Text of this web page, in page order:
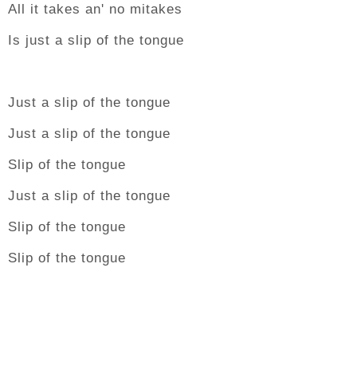
All it takes an' no mitakes
Is just a slip of the tongue
Just a slip of the tongue
Just a slip of the tongue
Slip of the tongue
Just a slip of the tongue
Slip of the tongue
Slip of the tongue